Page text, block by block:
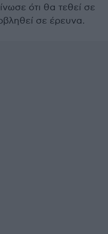
ότι θα τεθεί σε
σε έρευνα.